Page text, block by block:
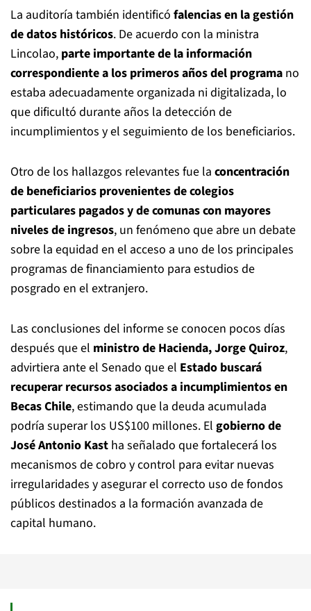
La auditoría también identificó falencias en la gestión
de datos históricos. De acuerdo con la ministra
Lincolao, parte importante de la información
correspondiente a los primeros años del programa no
estaba adecuadamente organizada ni digitalizada, lo
que dificultó durante años la detección de
incumplimientos y el seguimiento de los beneficiarios.
Otro de los hallazgos relevantes fue la concentración
de beneficiarios provenientes de colegios
particulares pagados y de comunas con mayores
niveles de ingresos, un fenómeno que abre un debate
sobre la equidad en el acceso a uno de los principales
programas de financiamiento para estudios de
posgrado en el extranjero.
Las conclusiones del informe se conocen pocos días
después que el ministro de Hacienda, Jorge Quiroz,
advirtiera ante el Senado que el Estado buscará
recuperar recursos asociados a incumplimientos en
Becas Chile, estimando que la deuda acumulada
podría superar los US$100 millones. El gobierno de
José Antonio Kast ha señalado que fortalecerá los
mecanismos de cobro y control para evitar nuevas
irregularidades y asegurar el correcto uso de fondos
públicos destinados a la formación avanzada de
capital humano.